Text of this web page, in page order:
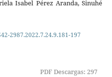
Isabel Pérez Aranda, Sinuhé
2987.2022.7.24.9.181-197
PDF Descargas: 297